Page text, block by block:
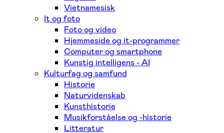
Vietnamesisk
It og foto
Foto og video
Hjemmeside og it-programmer
Computer og smartphone
Kunstig intelligens - AI
Kulturfag og samfund
Historie
Naturvidenskab
Kunsthistorie
Musikforståelse og -historie
Litteratur